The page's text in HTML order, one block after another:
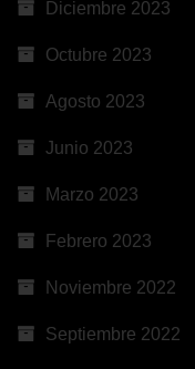
Diciembre 2023
Octubre 2023
Agosto 2023
Junio 2023
Marzo 2023
Febrero 2023
Noviembre 2022
Septiembre 2022